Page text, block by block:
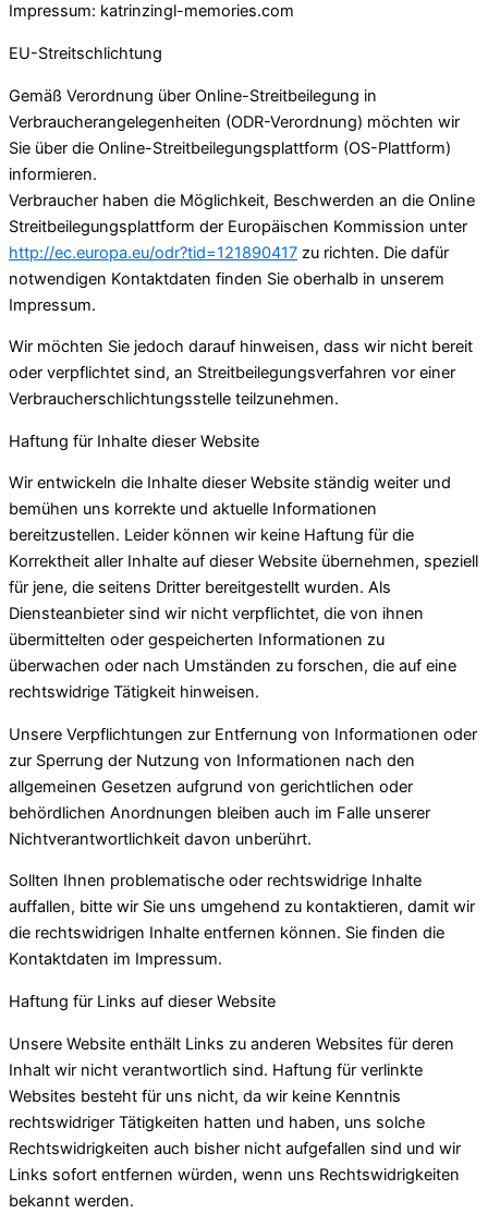
Impressum: katrinzingl-memories.com
EU-Streitschlichtung
Gemäß Verordnung über Online-Streitbeilegung in
Verbraucherangelegenheiten (ODR-Verordnung) möchten wir
Sie über die Online-Streitbeilegungsplattform (OS-Plattform)
informieren.
Verbraucher haben die Möglichkeit, Beschwerden an die Online
Streitbeilegungsplattform der Europäischen Kommission unter
http://ec.europa.eu/odr?tid=121890417 zu richten. Die dafür
notwendigen Kontaktdaten finden Sie oberhalb in unserem
Impressum.
Wir möchten Sie jedoch darauf hinweisen, dass wir nicht bereit
oder verpflichtet sind, an Streitbeilegungsverfahren vor einer
Verbraucherschlichtungsstelle teilzunehmen.
Haftung für Inhalte dieser Website
Wir entwickeln die Inhalte dieser Website ständig weiter und
bemühen uns korrekte und aktuelle Informationen
bereitzustellen. Leider können wir keine Haftung für die
Korrektheit aller Inhalte auf dieser Website übernehmen, speziell
für jene, die seitens Dritter bereitgestellt wurden. Als
Diensteanbieter sind wir nicht verpflichtet, die von ihnen
übermittelten oder gespeicherten Informationen zu
überwachen oder nach Umständen zu forschen, die auf eine
rechtswidrige Tätigkeit hinweisen.
Unsere Verpflichtungen zur Entfernung von Informationen oder
zur Sperrung der Nutzung von Informationen nach den
allgemeinen Gesetzen aufgrund von gerichtlichen oder
behördlichen Anordnungen bleiben auch im Falle unserer
Nichtverantwortlichkeit davon unberührt.
Sollten Ihnen problematische oder rechtswidrige Inhalte
auffallen, bitte wir Sie uns umgehend zu kontaktieren, damit wir
die rechtswidrigen Inhalte entfernen können. Sie finden die
Kontaktdaten im Impressum.
Haftung für Links auf dieser Website
Unsere Website enthält Links zu anderen Websites für deren
Inhalt wir nicht verantwortlich sind. Haftung für verlinkte
Websites besteht für uns nicht, da wir keine Kenntnis
rechtswidriger Tätigkeiten hatten und haben, uns solche
Rechtswidrigkeiten auch bisher nicht aufgefallen sind und wir
Links sofort entfernen würden, wenn uns Rechtswidrigkeiten
bekannt werden.